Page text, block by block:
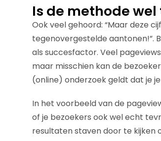
Is de methode
Ook veel gehoord: “Maar deze
tegenovergestelde aantonen!”.
als succesfactor. Veel
maar misschien kan de
(online) onderzoek geldt dat je je
In het voorbeeld van de
of je bezoekers ook wel echt
resultaten staven door te kijken